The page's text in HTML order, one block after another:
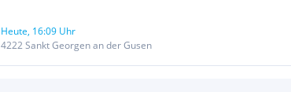
Heute, 16:09 Uhr
4222 Sankt Georgen an der Gusen